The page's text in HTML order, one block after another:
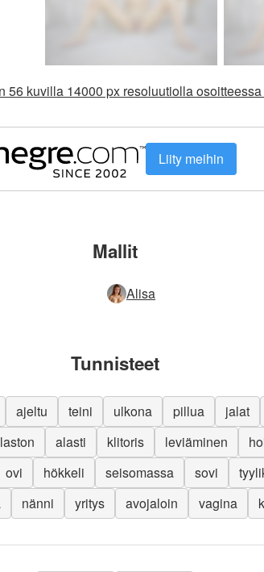
56 kuvilla 14000 px resoluutiolla
Liity meihin
Mallit
Alisa
Tunnisteet
ajeltu teini ulkona pillua jalat
alasti klitoris leviäminen
ovi hökkeli seisomassa sovi
nänni yritys avojaloin vagina